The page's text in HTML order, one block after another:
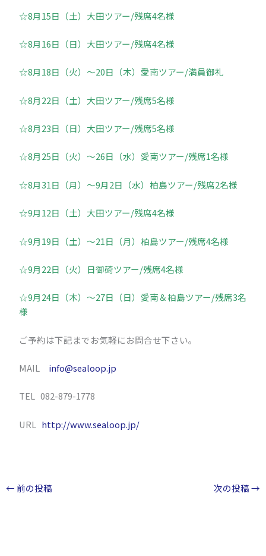
☆8月15日（土）大田ツアー/残席4名様
☆8月16日（日）大田ツアー/残席4名様
☆8月18日（火）～20日（木）愛南ツアー/満員御礼
☆8月22日（土）大田ツアー/残席5名様
☆8月23日（日）大田ツアー/残席5名様
☆8月25日（火）～26日（水）愛南ツアー/残席1名様
☆8月31日（月）～9月2日（水）柏島ツアー/残席2名様
☆9月12日（土）大田ツアー/残席4名様
☆9月19日（土）～21日（月）柏島ツアー/残席4名様
☆9月22日（火）日御碕ツアー/残席4名様
☆9月24日（木）～27日（日）愛南＆柏島ツアー/残席3名
様
ご予約は下記までお気軽にお問合せ下さい。
MAIL info@sealoop.jp
TEL 082-879-1778
URL http://www.sealoop.jp/
← 前の投稿 次の投稿→